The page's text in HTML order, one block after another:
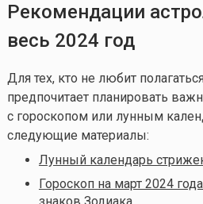
Рекомендации
весь 2024 год
Для тех, кто не любит
предпочитает планировать
с гороскопом или лунным
следующие материалы:
Лунный календарь
Гороскоп на март 2024